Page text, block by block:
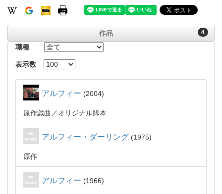
4
作品
職種
表示数
アルフィー 2004
原作戯曲 オリジナル脚本
アルフィー・ダーリング 1975
原作
アルフィー 1966